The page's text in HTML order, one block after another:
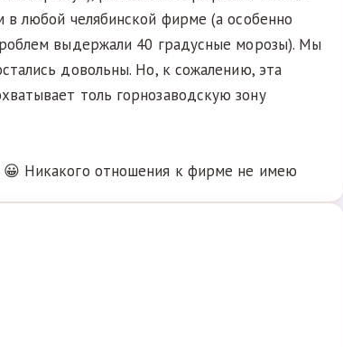
любой челябинской фирме (а особенно
выдержали 40 градусные морозы). Мы
довольны. Но, к сожалению, эта
толь горнозаводскую зону
😀 Никакого отношения к фирме не имею